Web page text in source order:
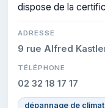
dispose de la
ADRESSE
9 rue Alfred
TÉLÉPHONE
02 32 18 17 17
dépannage de